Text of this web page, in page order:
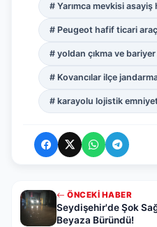
# Yarımca mevkisi asayiş
# Peugeot hafif ticari araç
# yoldan çıkma ve
# Kovancılar ilçe
# karayolu lojistik
ÖNCEKI HABER
Seydişehir'de Şok
Beyaza Büründü!